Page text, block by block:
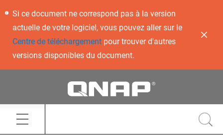
Si ce document ne correspond pas à la version
actuelle de votre logiciel, vous pouvez aller sur le
Centre de téléchargementpour trouver d'autres
versions disponibles du document.